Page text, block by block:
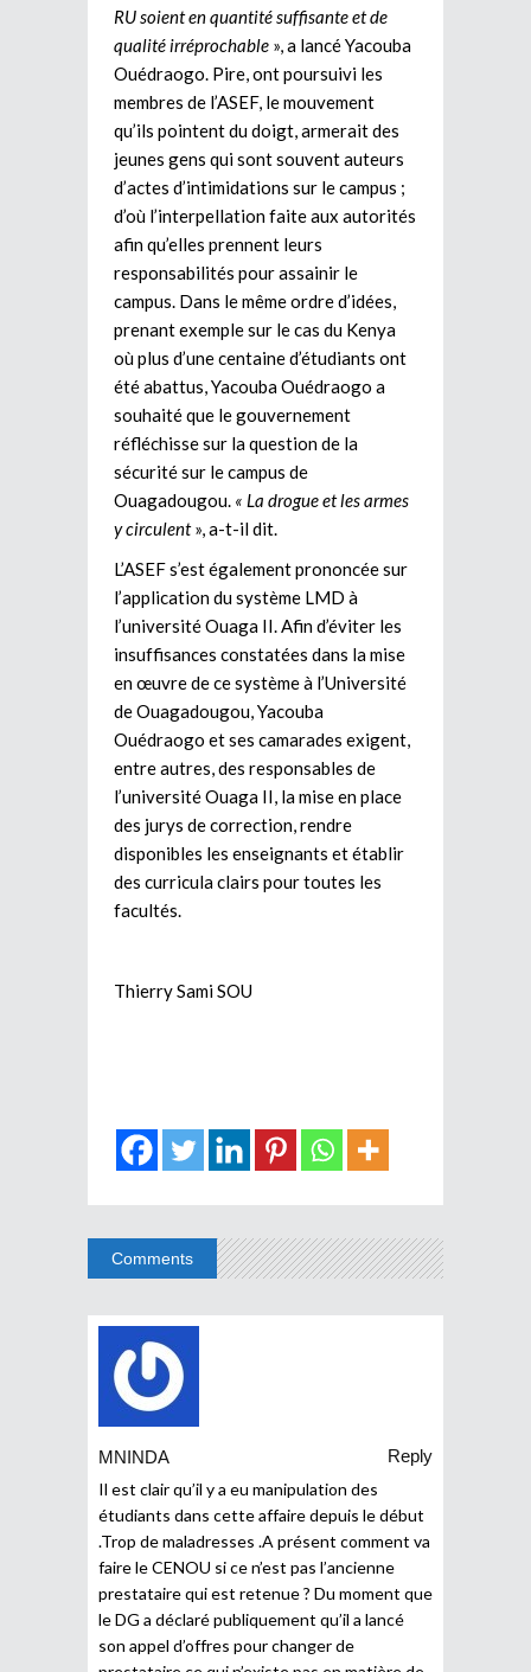
RU soient en quantité suffisante et de
qualité irréprochable », a lancé Yacouba
Ouédraogo. Pire, ont poursuivi les
membres de l’ASEF, le mouvement
qu’ils pointent du doigt, armerait des
jeunes gens qui sont souvent auteurs
d’actes d’intimidations sur le campus ;
d’où l’interpellation faite aux autorités
afin qu’elles prennent leurs
responsabilités pour assainir le
campus. Dans le même ordre d’idées,
prenant exemple sur le cas du Kenya
où plus d’une centaine d’étudiants ont
été abattus, Yacouba Ouédraogo a
souhaité que le gouvernement
réfléchisse sur la question de la
sécurité sur le campus de
Ouagadougou. « La drogue et les armes
y circulent», a-t-il dit.
L’ASEF s’est également prononcée sur
l’application du système LMD à
l’université Ouaga II. Afin d’éviter les
insuffisances constatées dans la mise
en œuvre de ce système à l’Université
de Ouagadougou, Yacouba
Ouédraogo et ses camarades exigent,
entre autres, des responsables de
l’université Ouaga II, la mise en place
des jurys de correction, rendre
disponibles les enseignants et établir
des curricula clairs pour toutes les
facultés.
Thierry Sami SOU
Comments
MNINDA
Reply
Il est clair qu’il y a eu manipulation des
étudiants dans cette affaire depuis le début
.Trop de maladresses .A présent comment va
faire le CENOU si ce n’est pas l’ancienne
prestataire qui est retenue ? Du moment que
le DG a déclaré publiquement qu’il a lancé
son appel d’offres pour changer de